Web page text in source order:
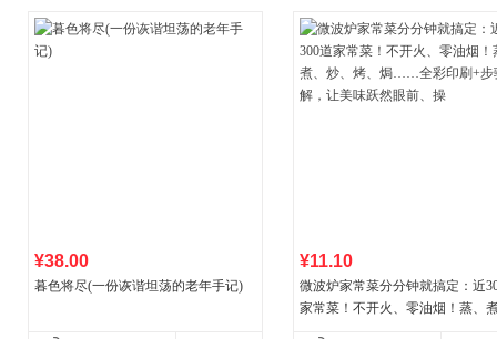
¥38.00
暮色将尽(一份诙谐坦荡的老年手记)
¥11.10
微波炉家常菜分分钟就搞定：近
家常菜！不开火、零油烟！蒸、